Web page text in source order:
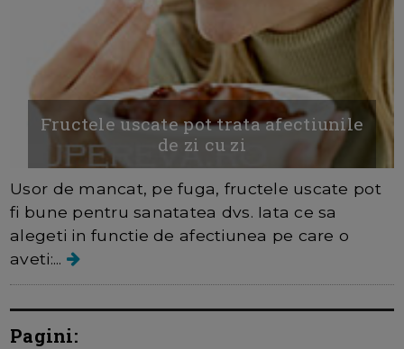
Fructele uscate pot trata afectiunile
de zi cu zi
Usor de mancat, pe fuga, fructele uscate pot
fi bune pentru sanatatea dvs. Iata ce sa
alegeti in functie de afectiunea pe care o
aveti:...
Pagini: